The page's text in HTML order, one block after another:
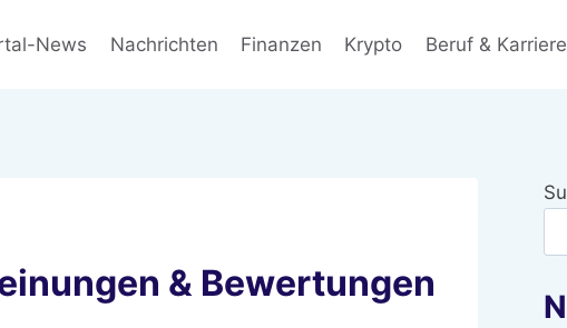
News Nachrichten Finanzen Krypto Beruf & Karriere
& Bewertungen